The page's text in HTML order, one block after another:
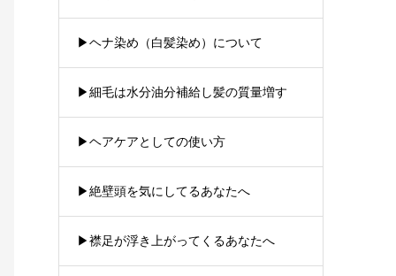
▶︎ヘナ染め（白髪染め）について
▶︎細毛は水分油分補給し髪の質量増す
▶︎ヘアケアとしての使い方
▶︎絶壁頭を気にしてるあなたへ
▶︎襟足が浮き上がってくるあなたへ